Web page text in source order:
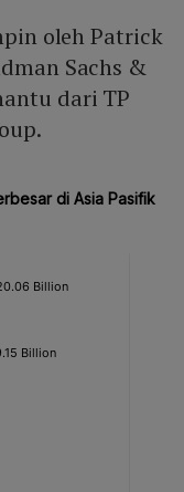
oleh Patrick
Sachs &
dari TP